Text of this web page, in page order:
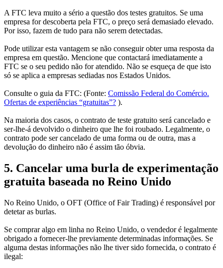
A FTC leva muito a sério a questão dos testes gratuitos. Se uma
empresa for descoberta pela FTC, o preço será demasiado elevado.
Por isso, fazem de tudo para não serem detectadas.
Pode utilizar esta vantagem se não conseguir obter uma resposta da
empresa em questão. Mencione que contactará imediatamente a
FTC se o seu pedido não for atendido. Não se esqueça de que isto
só se aplica a empresas sediadas nos Estados Unidos.
Consulte o guia da FTC: (Fonte: Comissão Federal do Comércio.
Ofertas de experiências “gratuitas”? ).
Na maioria dos casos, o contrato de teste gratuito será cancelado e
ser-lhe-á devolvido o dinheiro que lhe foi roubado. Legalmente, o
contrato pode ser cancelado de uma forma ou de outra, mas a
devolução do dinheiro não é assim tão óbvia.
5. Cancelar uma burla de experimentação
gratuita baseada no Reino Unido
No Reino Unido, o OFT (Office of Fair Trading) é responsável por
detetar as burlas.
Se comprar algo em linha no Reino Unido, o vendedor é legalmente
obrigado a fornecer-lhe previamente determinadas informações. Se
alguma destas informações não lhe tiver sido fornecida, o contrato é
ilegal: